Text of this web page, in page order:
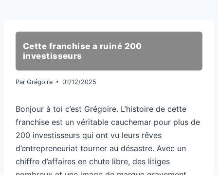
Cette franchise a ruiné 200
investisseurs
Par Grégoire 01/12/2025
Bonjour à toi c’est Grégoire. L’histoire de cette
franchise est un véritable cauchemar pour plus de
200 investisseurs qui ont vu leurs rêves
d’entrepreneuriat tourner au désastre. Avec un
chiffre d’affaires en chute libre, des litiges